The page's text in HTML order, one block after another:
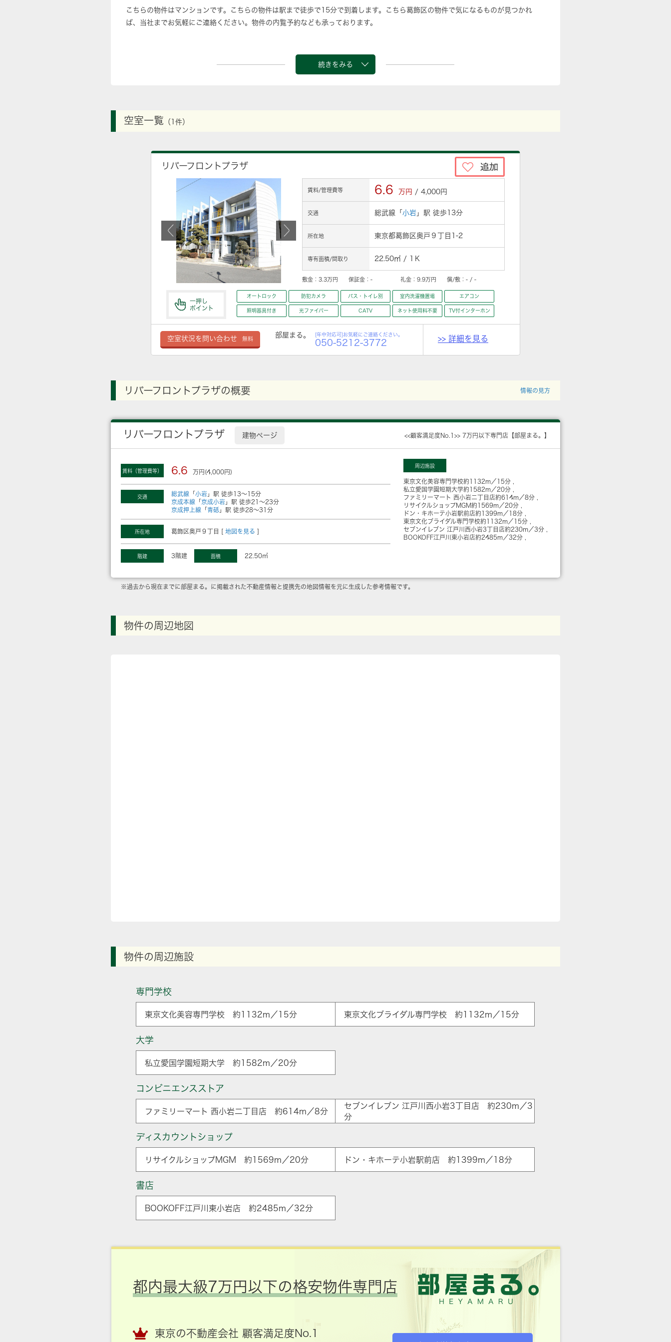
こちらの物件はマンションです。こちらの物件は駅まで徒歩で15分で到着します。こちら葛飾区の物件で気になるものが見つかれ
ば、当社までお気軽にご連絡ください。物件の内覧予約なども承っております。
続きをみる
空室一覧 （1件）
リバーフロントプラザ
賃料/管理費等 6.6 万円 / 4,000円
交通 総武線「 小岩 」駅 徒歩13分
所在地 東京都葛飾区奥戸９丁目1-2
専有面積/間取り 22.50㎡ / 1Ｋ
敷金： 3.3万円 保証金： - 礼金： 9.9万円 償/敷： - / -
一押し
ポイント
オートロック 防犯カメラ バス・トイレ別 室内洗濯機置場 エアコン
照明器具付き 光ファイバー CATV ネット使用料不要 TV付インターホン
空室状況を問い合わせ 無料
部屋まる。 [年中対応可]お気軽にご連絡ください。
050-5212-3772 >> 詳細を見る
リバーフロントプラザの概要 情報の見方
リバーフロントプラザ 建物ページ <<顧客満足度No.1>> 7万円以下専門店【部屋まる。】
賃料（管理費等） 6.6 万円(4,000円)
交通 総武線 「 小岩 」駅 徒歩13～15分
京成本線 「 京成小岩 」駅 徒歩21～23分
京成押上線 「 青砥 」駅 徒歩28～31分
所在地 葛飾区奥戸９丁目 [ 地図を見る ]
階建 3階建 面積 22.50㎡
周辺施設
東京文化美容専門学校約1132m／15分
私立愛国学園短期大学約1582m／20分
ファミリーマート 西小岩二丁目店約614m／8分
リサイクルショップMGM約1569m／20分
ドン・キホーテ小岩駅前店約1399m／18分
東京文化ブライダル専門学校約1132m／15分
セブンイレブン 江戸川西小岩3丁目店約230m／3分
BOOKOFF江戸川東小岩店約2485m／32分
※過去から現在までに部屋まる。に掲載された不動産情報と提携先の地図情報を元に生成した参考情報です。
物件の周辺地図
物件の周辺施設
専門学校
東京文化美容専門学校 約1132m／15分 東京文化ブライダル専門学校 約1132m／15分
大学
私立愛国学園短期大学 約1582m／20分
コンビニエンスストア
ファミリーマート 西小岩二丁目店 約614m／8分
セブンイレブン 江戸川西小岩3丁目店 約230m／3
分
ディスカウントショップ
リサイクルショップMGM 約1569m／20分 ドン・キホーテ小岩駅前店 約1399m／18分
書店
BOOKOFF江戸川東小岩店 約2485m／32分
都内最大級7万円以下の格安物件専門店
東京の不動産会社 顧客満足度No.1